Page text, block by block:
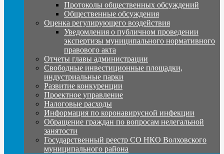
Протоколы общественных обсуждений
Общественные обсуждения
Оценка регулирующего воздействия
Уведомления о публичном проведении
экспертизы муниципального нормативного
правового акта
Отчеты главы администрации
Свободные инвестиционные площадки,
индустриальные парки
Развитие конкуренции
Проектное управление
Налоговые расходы
Информация по коронавирусной инфекции
Обращение граждан по вопросам нелегальной
занятости
Государственный реестр СО НКО Волховского
муниципального района